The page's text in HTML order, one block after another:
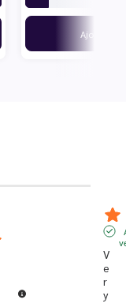
Ajouter
V
e
r
y